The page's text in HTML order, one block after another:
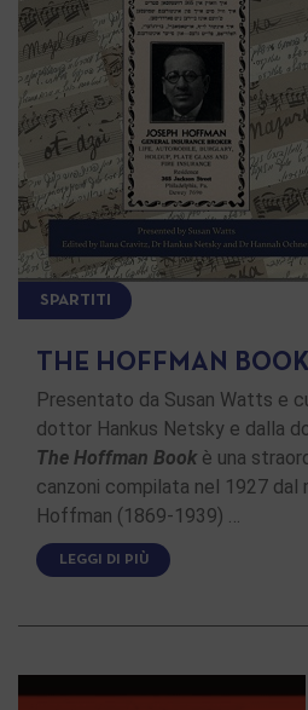
SPARTITI
THE HOFFMAN BOOK
Presentato da Susan Watts e
dottor Hankus Netsky e dalla
The Hoffman Book è una
canzoni compilata nel 1927 dal
Hoffman (1869-1939) …
LEGGI DI PIÙ